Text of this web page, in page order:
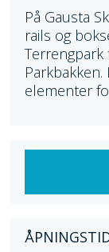
På Gausta
rails og
Terrengpark
elementer